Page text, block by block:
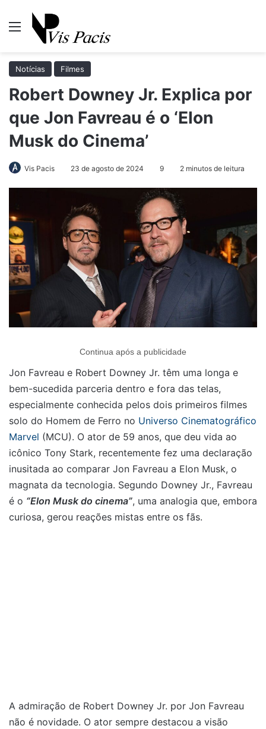
Menu
Notícias Filmes
Robert Downey Jr. Explica por
que Jon Favreau é o ‘Elon
Musk do Cinema’
Vis Pacis 23 de agosto de 2024 9 2 minutos de leitura
Continua após a publicidade
Jon Favreau e Robert Downey Jr. têm uma longa e
bem-sucedida parceria dentro e fora das telas,
especialmente conhecida pelos dois primeiros filmes
solo do Homem de Ferro no Universo Cinematográfico
Marvel (MCU). O ator de 59 anos, que deu vida ao
icônico Tony Stark, recentemente fez uma declaração
inusitada ao comparar Jon Favreau a Elon Musk, o
magnata da tecnologia. Segundo Downey Jr., Favreau
é o “Elon Musk do cinema”, uma analogia que, embora
curiosa, gerou reações mistas entre os fãs.
A admiração de Robert Downey Jr. por Jon Favreau
não é novidade. O ator sempre destacou a visão